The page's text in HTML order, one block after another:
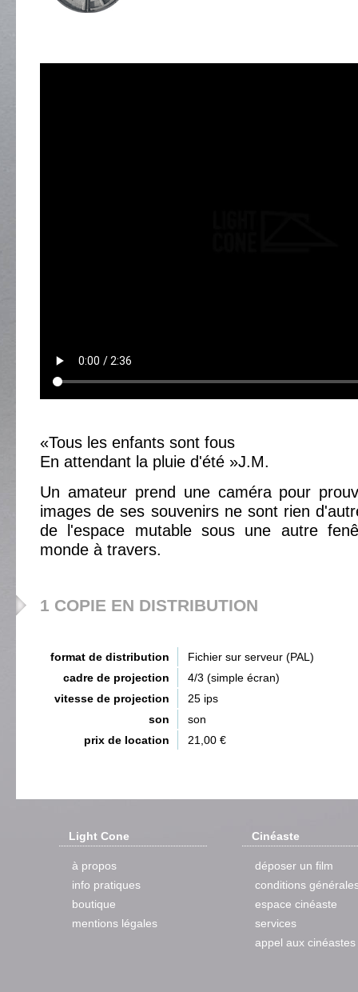
«Tous les enfants sont fous
En attendant la pluie d'été »J.M.
Un amateur prend une caméra pour
images de ses souvenirs ne sont rien
de l'espace mutable sous une autre
monde à travers.
1 COPIE EN DISTRIBUTION
format de distribution
Fichier sur serveur (PAL)
cadre de projection
4/3 (simple écran)
vitesse de projection
25 ips
son
son
prix de location
21,00 €
Light Cone
à propos
info pratiques
boutique
mentions légales
Cinéaste
déposer un film
conditions
espace cinéaste
services
appel aux cinéastes